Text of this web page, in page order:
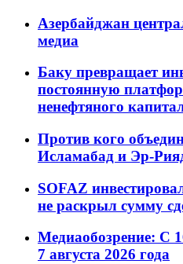
Азербайджан
медиа
Баку превращает
постоянную
ненефтяного
Против кого
Исламабад и Эр-
SOFAZ
не раскрыл сумму
Медиаобозрение: С
7 августа 2026 года